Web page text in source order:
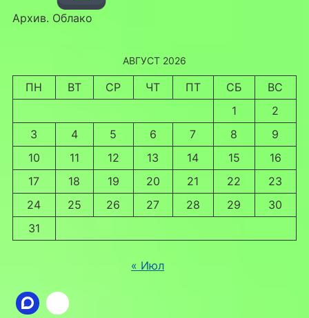
Архив. Облако
АВГУСТ 2026
ПН ВТ СР ЧТ ПТ СБ
ВС
1
2
3
4 5 6 7 8
9
10
11 12 13 14 15
16
17
18 19 20 21 22
23
24
25 26 27 28 29
30
31
« Июл